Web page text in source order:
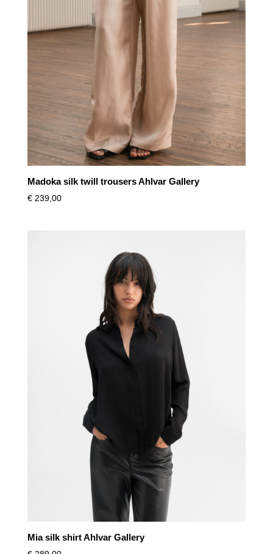
Madoka silk twill trousers Ahlvar Gallery
€239,00
Mia silk shirt Ahlvar Gallery